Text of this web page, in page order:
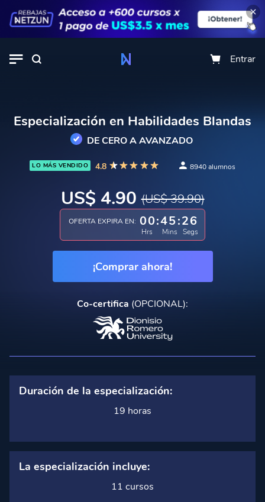
Entrar
Especialización en Habilidades Blandas
DE CERO A AVANZADO
LO MÁS VENDIDO 4.8 8940 alumnos
US$ 4.90 (US$ 39.90)
OFERTA EXPIRA EN: 00
Hrs
:45
Mins
:26
Segs
¡Comprar ahora!
Co-certifica (OPCIONAL):
Duración de la especialización:
19 horas
La especialización incluye:
11 cursos